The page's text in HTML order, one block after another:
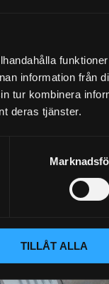
information från
tur kombinera
deras tjänster.
TILLÅT ALLA